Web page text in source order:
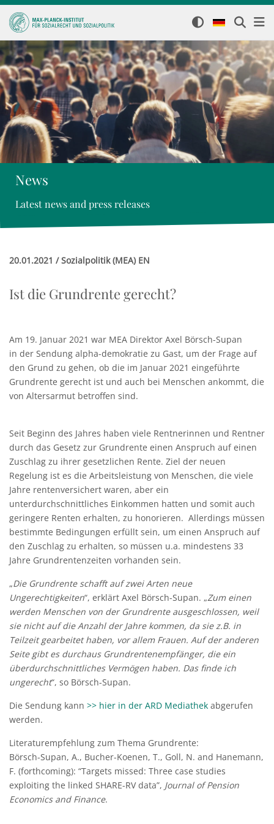
News
Latest news and press releases
20.01.2021 / Sozialpolitik (MEA) EN
Ist die Grundrente gerecht?
Am 19. Januar 2021 war MEA Direktor Axel Börsch-Supan
in der Sendung alpha-demokratie zu Gast, um der Frage auf
den Grund zu gehen, ob die im Januar 2021 eingeführte
Grundrente gerecht ist und auch bei Menschen ankommt, die
von Altersarmut betroffen sind.
Seit Beginn des Jahres haben viele Rentnerinnen und Rentner
durch das Gesetz zur Grundrente einen Anspruch auf einen
Zuschlag zu ihrer gesetzlichen Rente. Ziel der neuen
Regelung ist es die Arbeitsleistung von Menschen, die viele
Jahre rentenversichert waren, aber ein
unterdurchschnittliches Einkommen hatten und somit auch
geringere Renten erhalten, zu honorieren. Allerdings müssen
bestimmte Bedingungen erfüllt sein, um einen Anspruch auf
den Zuschlag zu erhalten, so müssen u.a. mindestens 33
Jahre Grundrentenzeiten vorhanden sein.
„Die Grundrente schafft auf zwei Arten neue
Ungerechtigkeiten“, erklärt Axel Börsch-Supan. „Zum einen
werden Menschen von der Grundrente ausgeschlossen, weil
sie nicht auf die Anzahl der Jahre kommen, da sie z.B. in
Teilzeit gearbeitet haben, vor allem Frauen. Auf der anderen
Seite gibt es durchaus Grundrentenempfänger, die ein
überdurchschnittliches Vermögen haben. Das finde ich
ungerecht“, so Börsch-Supan.
Die Sendung kann >> hier in der ARD Mediathek abgerufen
werden.
Literaturempfehlung zum Thema Grundrente:
Börsch-Supan, A., Bucher-Koenen, T., Goll, N. and Hanemann,
F. (forthcoming): “Targets missed: Three case studies
exploiting the linked SHARE-RV data”, Journal of Pension
Economics and Finance.